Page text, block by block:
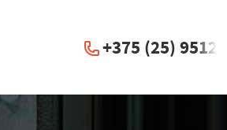
+375 (25) 951234